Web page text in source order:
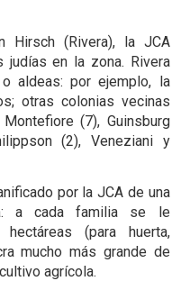
Hirsch (Rivera), la JCA
judías en la zona. Rivera
aldeas: por ejemplo, la
otras colonias vecinas
(7), Guinsburg
(2), Veneziani y
por la JCA de una
a cada familia se le
(para huerta,
mucho más grande de
agrícola.